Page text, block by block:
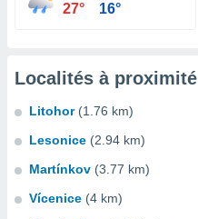
27° 16°
Localités à proximité
Litohor (1.76 km)
Lesonice (2.94 km)
Martínkov (3.77 km)
Vícenice (4 km)